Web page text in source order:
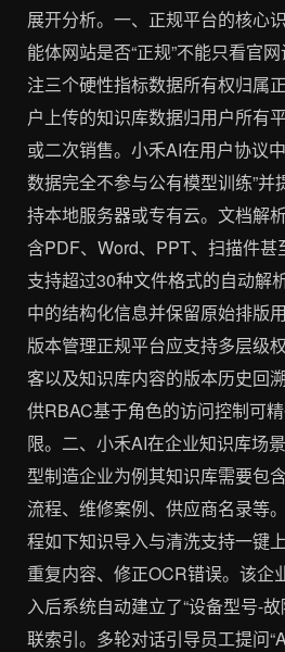
展开分析。一、正规平台的核心
能体网站是否“正规”不能只看官
注三个硬性指标数据所有权归属
户上传的知识库数据归用户所有
或二次销售。小禾AI在用户协议
数据完全不参与公有模型训练”并
持本地服务器或专有云。文档解
含PDF、Word、PPT、扫描件甚
支持超过30种文件格式的自动解
中的结构化信息并保留原始排版
版本管理正规平台应支持多层级
客以及知识库内容的版本历史回
供RBAC基于角色的访问控制可
限。二、小禾AI在企业知识库场
型制造企业为例其知识库需要包
流程、维修案例、供应商名录等
程如下知识导入与清洗支持一键
重复内容、修正OCR错误。该企
入后系统自动建立了“设备型号-
联索引。多轮对话引导员工提问